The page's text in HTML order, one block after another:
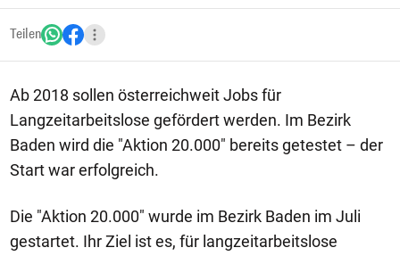
Teilen
Ab 2018 sollen österreichweit Jobs für
Langzeitarbeitslose gefördert werden. Im Bezirk
Baden wird die "Aktion 20.000" bereits getestet – der
Start war erfolgreich.
Die "Aktion 20.000" wurde im Bezirk Baden im Juli
gestartet. Ihr Ziel ist es, für langzeitarbeitslose